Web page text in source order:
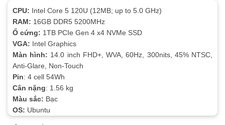
CPU: Intel Core 5 120U (12MB; up to 5.0 GHz)
RAM: 16GB DDR5 5200MHz
Ổ cứng: 1TB PCIe Gen 4 x4 NVMe SSD
VGA: Intel Graphics
Màn hình: 14.0 inch FHD+, WVA, 60Hz, 300nits, 45% NTSC,
Anti-Glare, Non-Touch
Pin: 4 cell 54Wh
Cân nặng: 1.56 kg
Màu sắc: Bạc
OS: Ubuntu